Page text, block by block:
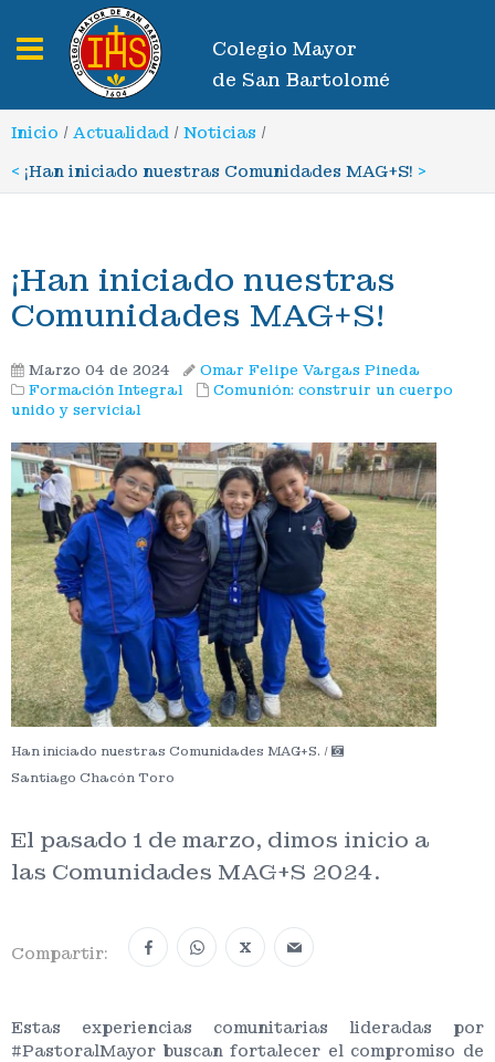
Toggle navigation
Colegio Mayor
de San Bartolomé
Inicio / Actualidad / Noticias /
< ¡Han iniciado nuestras Comunidades MAG+S! >
¡Han iniciado nuestras
Comunidades MAG+S!
Marzo 04 de 2024
Omar Felipe Vargas Pineda
Formación Integral
Comunión: construir un cuerpo
unido y servicial
Han iniciado nuestras Comunidades MAG+S. /
Santiago Chacón Toro
El pasado 1 de marzo, dimos inicio a
las Comunidades MAG+S 2024.
Compartir: X
Estas experiencias comunitarias lideradas por
#PastoralMayor buscan fortalecer el compromiso de